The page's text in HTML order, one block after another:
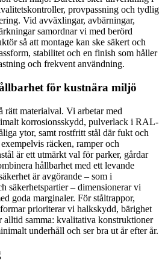
provpassning och tydlig
Vid avväxlingar, avbärningar,
samordnar vi med berörd
så att montage kan ske säkert och
stabilitet och en finish som håller
och frekvent användning.
för kustnära miljö
rätt materialval. Vi arbetar med
korrosionsskydd, pulverlack i RAL-
ytor, samt rostfritt stål där fukt och
räcken, ramper och
är ett utmärkt val för parker, gårdar
hållbarhet med ett levande
är avgörande – som i
säkerhetspartier – dimensionerar vi
goda marginaler. För ståltrappor,
prioriterar vi halkskydd, bärighet
alltid samma: kvalitativa konstruktioner
underhåll och ser bra ut år efter år.